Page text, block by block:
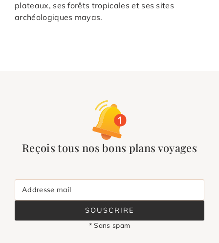
plateaux, ses forêts tropicales et ses sites
archéologiques mayas.
Reçois tous nos bons plans voyages
Addresse mail
SOUSCRIRE
* Sans spam